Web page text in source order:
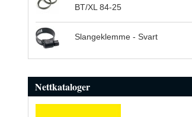
BT/XL 84-25
Slangeklemme - Svart
Nettkataloger